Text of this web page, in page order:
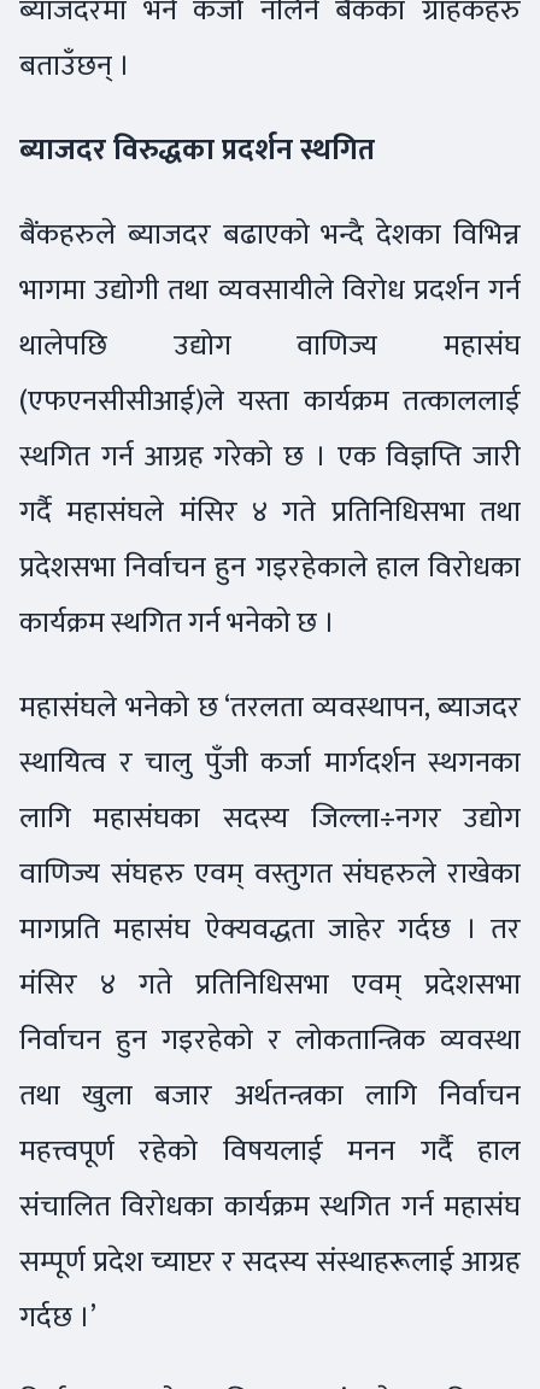
ब्याजदरमा भने कर्जा नलिने बैंकका ग्राहकहरु
बताउँछन् ।
ब्याजदर विरुद्धका प्रदर्शन स्थगित
बैंकहरुले ब्याजदर बढाएको भन्दै देशका विभिन्न
भागमा उद्योगी तथा व्यवसायीले विरोध प्रदर्शन गर्न
थालेपछि उद्योग वाणिज्य महासंघ
(एफएनसीसीआई)ले यस्ता कार्यक्रम तत्काललाई
स्थगित गर्न आग्रह गरेको छ । एक विज्ञप्ति जारी
गर्दै महासंघले मंसिर ४ गते प्रतिनिधिसभा तथा
प्रदेशसभा निर्वाचन हुन गइरहेकाले हाल विरोधका
कार्यक्रम स्थगित गर्न भनेको छ ।
महासंघले भनेको छ ‘तरलता व्यवस्थापन, ब्याजदर
स्थायित्व र चालु पुँजी कर्जा मार्गदर्शन स्थगनका
लागि महासंघका सदस्य जिल्ला÷नगर उद्योग
वाणिज्य संघहरु एवम् वस्तुगत संघहरुले राखेका
मागप्रति महासंघ ऐक्यवद्धता जाहेर गर्दछ । तर
मंसिर ४ गते प्रतिनिधिसभा एवम् प्रदेशसभा
निर्वाचन हुन गइरहेको र लोकतान्त्रिक व्यवस्था
तथा खुला बजार अर्थतन्त्रका लागि निर्वाचन
महत्त्वपूर्ण रहेको विषयलाई मनन गर्दै हाल
संचालित विरोधका कार्यक्रम स्थगित गर्न महासंघ
सम्पूर्ण प्रदेश च्याप्टर र सदस्य संस्थाहरूलाई आग्रह
गर्दछ ।’